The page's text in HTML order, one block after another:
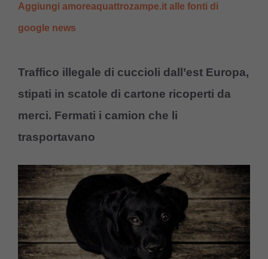
Aggiungi amoreaquattrozampe.it alle fonti di
google news
Traffico illegale di cuccioli dall’est Europa,
stipati in scatole di cartone ricoperti da
merci. Fermati i camion che li
trasportavano